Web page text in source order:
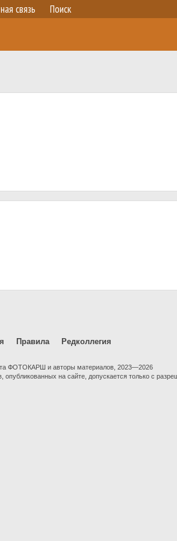
связь Поиск
Правила Редколлегия
ФОТОКАРШ и авторы материалов, 2023—2026
на сайте, допускается только с